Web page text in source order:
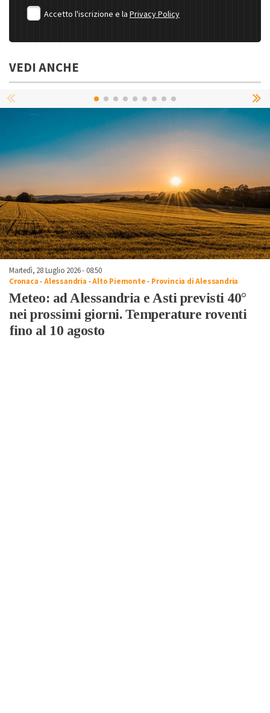
Accetto l'iscrizione e la Privacy Policy
VEDI ANCHE
Martedì, 28 Luglio 2026 - 08:50
Cronaca-Alessandria -Alto Piemonte- Provincia di Alessandria
Meteo: ad Alessandria e Asti previsti 40°
nei prossimi giorni. Temperature roventi
fino al 10 agosto